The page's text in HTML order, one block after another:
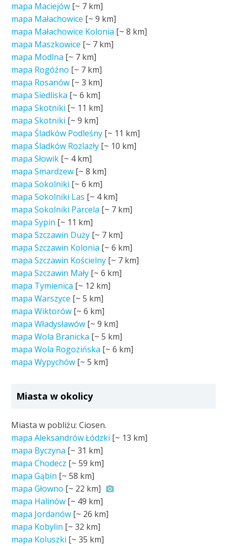
mapa Maciejów [~ 7 km]
mapa Małachowice [~9 km]
mapa Małachowice Kolonia [~8 km]
mapa Maszkowice [~ 7 km]
mapa Modlna [~ 7 km]
mapa Rogóźno [~ 7 km]
mapa Rosanów [~3 km]
mapa Siedliska [~6 km]
mapa Skotniki [~ 11 km]
mapa Skotniki [~9 km]
mapa Śladków Podleśny [~ 11 km]
mapa Śladków Rozlazły [~ 10 km]
mapa Słowik [~ 4 km]
mapa Smardzew [~8 km]
mapa Sokolniki [~6 km]
mapa Sokolniki Las [~ 4 km]
mapa Sokolniki Parcela [~ 7 km]
mapa Sypin [~ 11 km]
mapa Szczawin Duży [~ 7 km]
mapa Szczawin Kolonia [~6 km]
mapa Szczawin Kościelny [~ 7 km]
mapa Szczawin Mały [~6 km]
mapa Tymienica [~ 12 km]
mapa Warszyce [~5 km]
mapa Wiktorów [~6 km]
mapa Władysławów [~9 km]
mapa Wola Branicka [~5 km]
mapa Wola Rogozińska [~6 km]
mapa Wypychów [~5 km]
Miasta w okolicy
Miasta w pobliżu: Ciosen.
mapa Aleksandrów Łódzki [~ 13 km]
mapa Byczyna [~31 km]
mapa Chodecz [~59 km]
mapa Gąbin [~58 km]
mapa Głowno [~ 22 km]
mapa Halinów [~ 49 km]
mapa Jordanów [~ 26 km]
mapa Kobylin [~32 km]
mapa Koluszki [~35 km]